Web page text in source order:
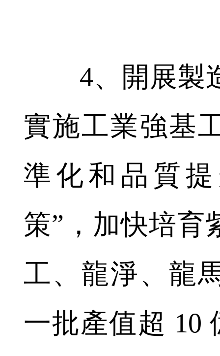
4、開展製
實施工業強基
準化和品質
策”，加快培育
工、龍淨、龍
一批產值超 10